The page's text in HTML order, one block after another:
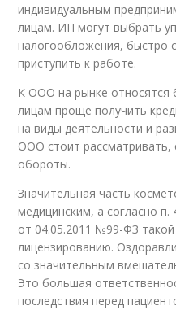
индивидуальным
лицам. ИП могут выбрать
налогообложения, быстро
приступить к работе.
К ООО на рынке относятся
лицам проще получить
на виды деятельности и
ООО стоит рассматривать,
обороты.
Значительная часть
медицинским, а согласно п.
от 04.05.2011 №99-ФЗ
лицензированию.
со значительным
Это большая
последствия перед